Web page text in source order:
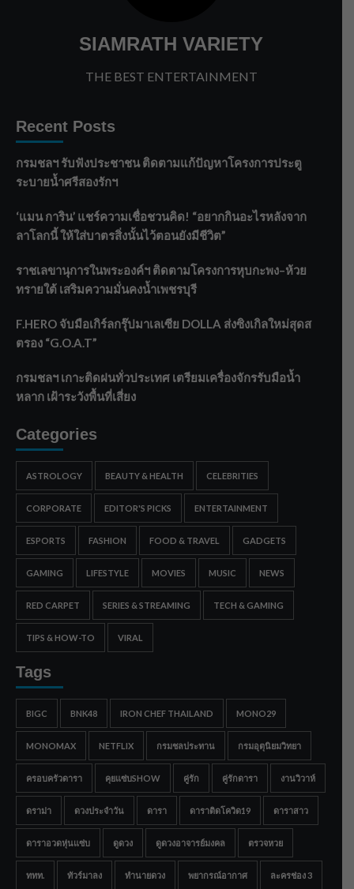
SIAMRATH VARIETY
THE BEST ENTERTAINMENT
Recent Posts
กรมชลฯ รับฟังประชาชน ติดตามแก้ปัญหาโครงการประตู
ระบายน้ำศรีสองรักฯ
‘แมน การิน’ แชร์ความเชื่อชวนคิด! “อยากกินอะไรหลังจาก
ลาโลกนี้ ให้ใส่บาตรสิ่งนั้นไว้ตอนยังมีชีวิต”
ราชเลขานุการในพระองค์ฯ ติดตามโครงการหุบกะพง–ห้วย
ทรายใต้ เสริมความมั่นคงน้ำเพชรบุรี
F.HERO จับมือเกิร์ลกรุ๊ปมาเลเซีย DOLLA ส่งซิงเกิลใหม่สุดส
ตรอง “G.O.A.T”
กรมชลฯ เกาะติดฝนทั่วประเทศ เตรียมเครื่องจักรรับมือน้ำ
หลาก เฝ้าระวังพื้นที่เสี่ยง
Categories
ASTROLOGY BEAUTY & HEALTH CELEBRITIES
CORPORATE EDITOR'S PICKS ENTERTAINMENT
ESPORTS FASHION FOOD & TRAVEL GADGETS
GAMING LIFESTYLE MOVIES MUSIC NEWS
RED CARPET SERIES & STREAMING TECH & GAMING
TIPS & HOW-TO VIRAL
Tags
BIGC BNK48 IRON CHEF THAILAND MONO29
MONOMAX NETFLIX กรมชลประทาน กรมอุตุนิยมวิทยา
ครอบครัวดารา คุยแซ่บSHOW คู่รัก คู่รักดารา งานวิวาห์
ดราม่า ดวงประจำวัน ดารา ดาราติดโควิด19 ดาราสาว
ดาราอวดหุ่นแซ่บ ดูดวง ดูดวงอาจารย์มงคล ตรวจหวย
ททท. ทัวร์มาลง ทำนายดวง พยากรณ์อากาศ ละครช่อง 3